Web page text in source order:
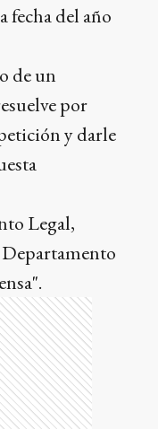
fecha del año
de un
por
y darle
Legal,